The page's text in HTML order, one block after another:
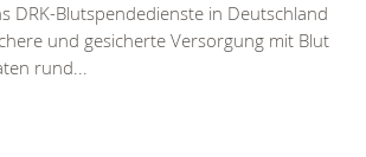
DRK-Blutspendedienste in Deutschland
und gesicherte Versorgung mit Blut
rund...